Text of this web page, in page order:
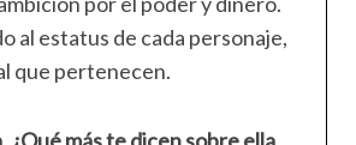
al estatus de cada personaje,
que pertenecen.